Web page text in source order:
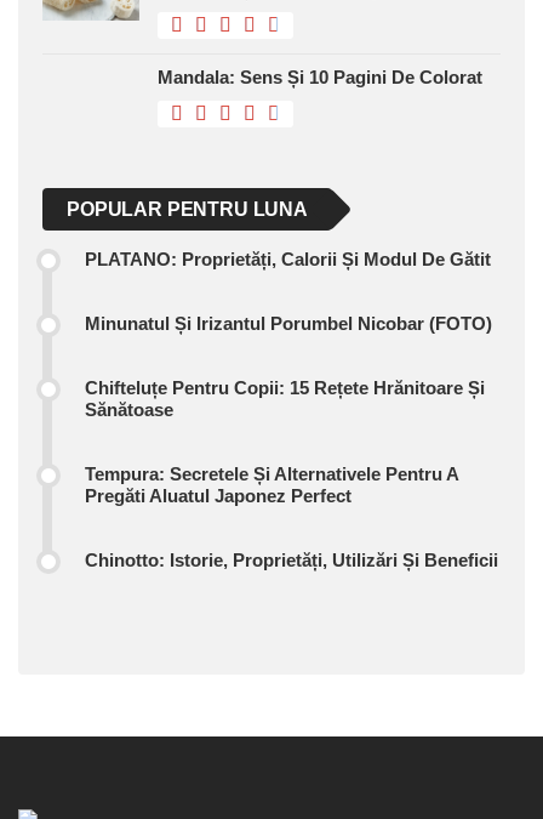
Mandala: Sens Și 10 Pagini De Colorat
POPULAR PENTRU LUNA
PLATANO: Proprietăți, Calorii Și Modul De Gătit
Minunatul Și Irizantul Porumbel Nicobar (FOTO)
Chifteluțe Pentru Copii: 15 Rețete Hrănitoare Și
Sănătoase
Tempura: Secretele Și Alternativele Pentru A
Pregăti Aluatul Japonez Perfect
Chinotto: Istorie, Proprietăți, Utilizări Și Beneficii